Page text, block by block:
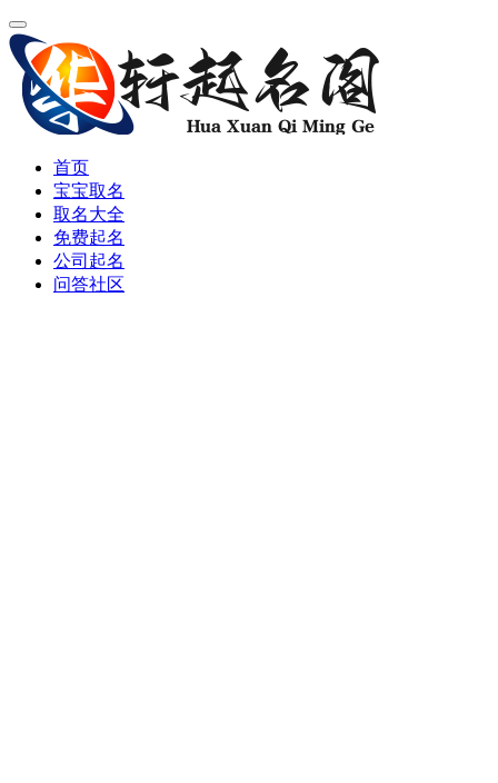
首页
宝宝取名
取名大全
免费起名
公司起名
问答社区